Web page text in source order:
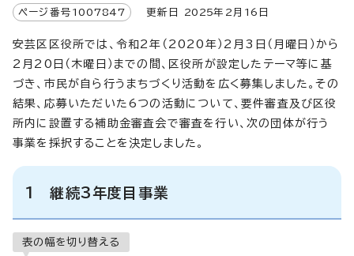
ページ番号 1007847 更新日 2025年2月 16 日
安芸区区役所では、令和2年（2020年）2月3日（月曜日）から
2月20日（木曜日）までの間、区役所が設定したテーマ等に基
づき、市民が自ら行うまちづくり活動を広く募集しました。その
結果、応募いただいた6つの活動について、要件審査及び区役
所内に設置する補助金審査会で審査を行い、次の団体が行う
事業を採択することを決定しました。
1 継続3年度目事業
表の幅を切り替える